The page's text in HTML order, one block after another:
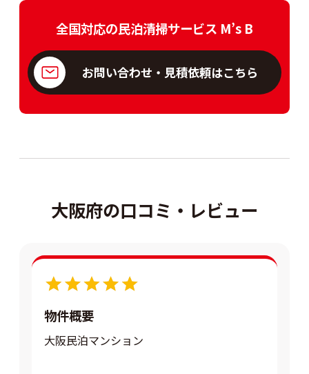
全国対応の民泊清掃サービス M’s B
お問い合わせ・見積依頼はこちら
大阪府の口コミ・レビュー
5.0
物件概要
大阪民泊マンション